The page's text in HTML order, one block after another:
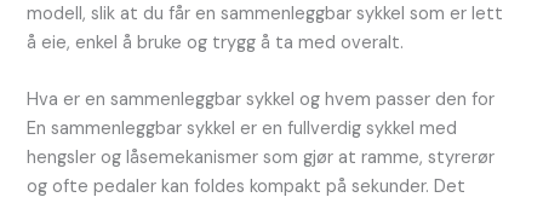
modell, slik at du får en sammenleggbar sykkel som er lett
å eie, enkel å bruke og trygg å ta med overalt.
Hva er en sammenleggbar sykkel og hvem passer den for
En sammenleggbar sykkel er en fullverdig sykkel med
hengsler og låsemekanismer som gjør at ramme, styrerør
og ofte pedaler kan foldes kompakt på sekunder. Det